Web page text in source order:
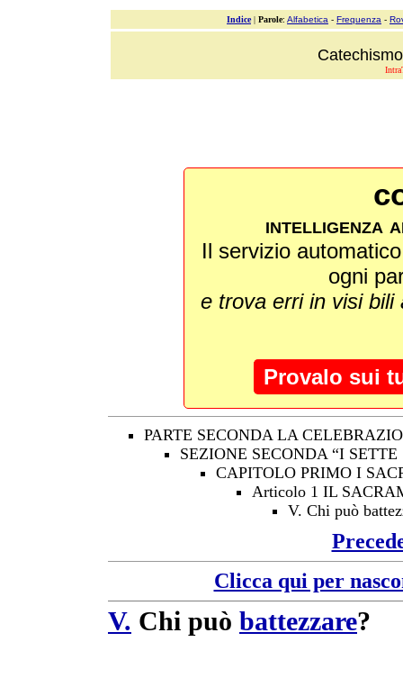
Indice| Parole: Alfabetica - Frequenza -
intelligenza
Il servizio
ogni
e trova erri in visi
Provalo sui
PARTE SECONDA LA
SEZIONE SECONDA “I
CAPITOLO PRIMO I
Articolo 1 IL
V. Chi può
Clicca qui per
V. Chi può battezzare?